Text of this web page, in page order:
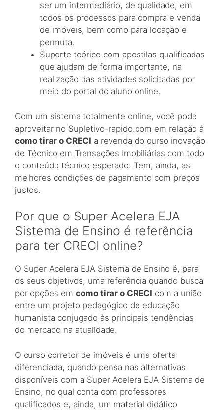
ser um intermediário, de qualidade, em
todos os processos para compra e venda
de imóveis, bem como para locação e
permuta.
Suporte teórico com apostilas qualificadas
que ajudam de forma importante, na
realização das atividades solicitadas por
meio do portal do aluno online.
Com um sistema totalmente online, você pode
aproveitar no Supletivo-rapido.com em relação à
como tirar o CRECI a revenda do curso inovação
de Técnico em Transações Imobiliárias com todo
o conteúdo técnico esperado. Tem, ainda, as
melhores condições de pagamento com preços
justos.
Por que o Super Acelera EJA
Sistema de Ensino é referência
para ter CRECI online?
O Super Acelera EJA Sistema de Ensino é, para
os seus objetivos, uma referência quando busca
por opções em como tirar o CRECI com a união
entre um projeto pedagógico de educação
humanista conjugado às principais tendências
do mercado na atualidade.
O curso corretor de imóveis é uma oferta
diferenciada, quando pensa nas alternativas
disponíveis com a Super Acelera EJA Sistema de
Ensino, no qual conta com professores
qualificados e, ainda, um material didático